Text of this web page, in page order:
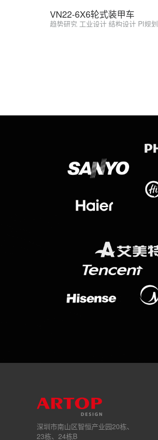
VN22-6X6轮式装甲车
趋势研究 工业设计 结构设计 PI规划
深圳市南山区智恒产业园20栋、
23栋、24栋B